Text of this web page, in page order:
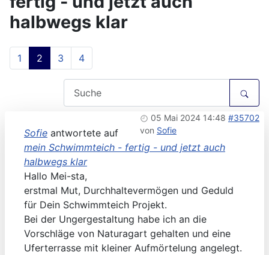
halbwegs klar
1 2 3 4
05 Mai 2024 14:48 #35702
von Sofie
Sofie antwortete auf
mein Schwimmteich - fertig - und jetzt auch
halbwegs klar
Hallo Mei-sta,
erstmal Mut, Durchhaltevermögen und Geduld
für Dein Schwimmteich Projekt.
Bei der Ungergestaltung habe ich an die
Vorschläge von Naturagart gehalten und eine
Uferterrasse mit kleiner Aufmörtelung angelegt.